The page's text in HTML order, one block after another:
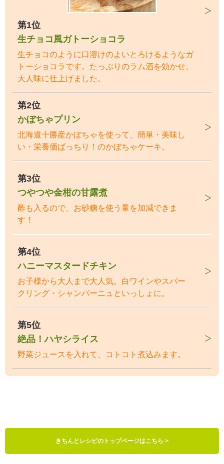
第1位
生チョコ風ガトーショコラ
生チョコのように口溶けのよいとろけるようなガ
トーショコラです。たっぷりのラム酒を効かせ、
大人味に仕上げました。
第2位
かぼちゃプリン
北海道十勝産かぼちゃを使って、簡単・美味し
い・栄養価ばっちり！のかぼちゃケーキ。
第3位
つやつや金柑の甘露煮
酢も入るので、お砂糖を使う量を加減できま
す！
第4位
ハニーマスタードチキン
お子様から大人まで大人気。白ワインやスパー
クリング・シャンパーニュといっしょに。
第5位
絶品！ハヤシライス
野菜ジュースを入れて、コトコト煮込みます。
きちんとレシピのトップページはこちら >